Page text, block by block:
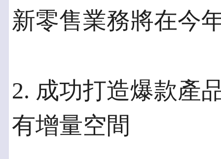
新零售業務將在今
2. 成功打造爆款產
有增量空間